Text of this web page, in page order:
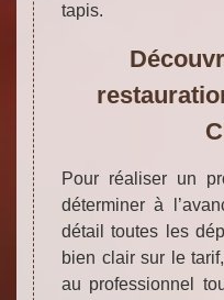
tapis.
Pour réaliser un
déterminer à
détail toutes les
bien clair sur le
au professionnel